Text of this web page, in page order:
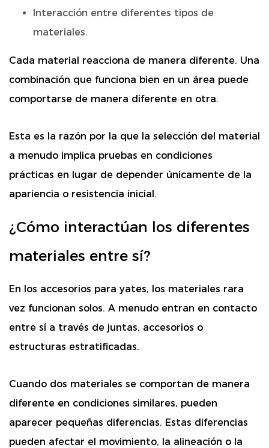
Interacción entre diferentes tipos de
materiales.
Cada material reacciona de manera diferente. Una
combinación que funciona bien en un área puede
comportarse de manera diferente en otra.
Esta es la razón por la que la selección del material
a menudo implica pruebas en condiciones
prácticas en lugar de depender únicamente de la
apariencia o resistencia inicial.
¿Cómo interactúan los diferentes
materiales entre sí?
En los accesorios para yates, los materiales rara
vez funcionan solos. A menudo entran en contacto
entre sí a través de juntas, accesorios o
estructuras estratificadas.
Cuando dos materiales se comportan de manera
diferente en condiciones similares, pueden
aparecer pequeñas diferencias. Estas diferencias
pueden afectar el movimiento, la alineación o la